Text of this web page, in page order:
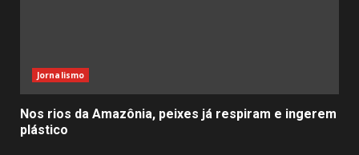
Jornalismo
Nos rios da Amazônia, peixes já respiram e ingerem
plástico